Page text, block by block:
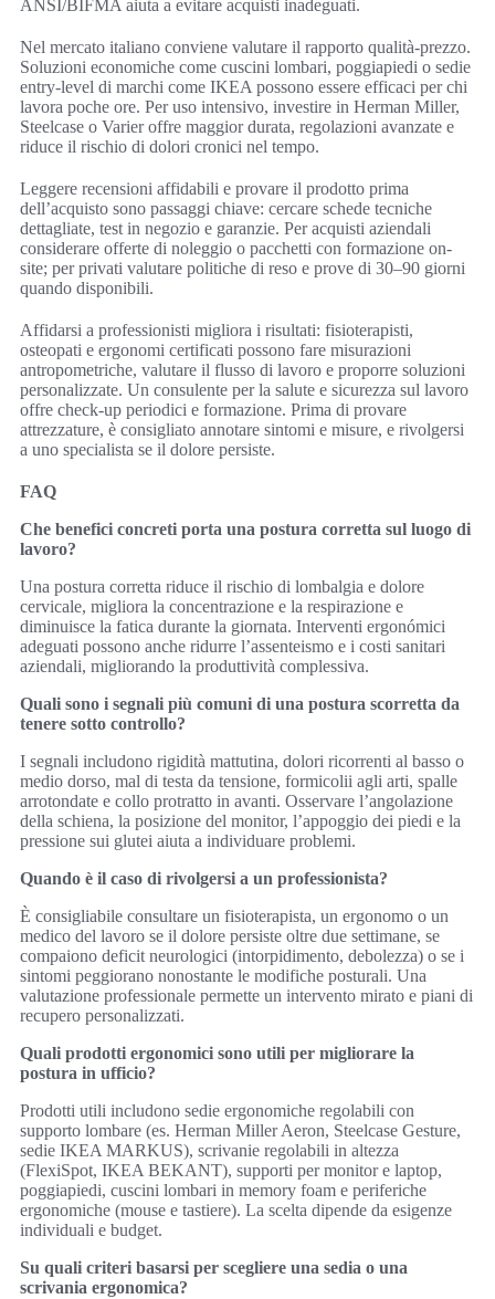
ANSI/BIFMA aiuta a evitare acquisti inadeguati.
Nel mercato italiano conviene valutare il rapporto qualità-prezzo.
Soluzioni economiche come cuscini lombari, poggiapiedi o sedie
entry-level di marchi come IKEA possono essere efficaci per chi
lavora poche ore. Per uso intensivo, investire in Herman Miller,
Steelcase o Varier offre maggior durata, regolazioni avanzate e
riduce il rischio di dolori cronici nel tempo.
Leggere recensioni affidabili e provare il prodotto prima
dell’acquisto sono passaggi chiave: cercare schede tecniche
dettagliate, test in negozio e garanzie. Per acquisti aziendali
considerare offerte di noleggio o pacchetti con formazione on-
site; per privati valutare politiche di reso e prove di 30–90 giorni
quando disponibili.
Affidarsi a professionisti migliora i risultati: fisioterapisti,
osteopati e ergonomi certificati possono fare misurazioni
antropometriche, valutare il flusso di lavoro e proporre soluzioni
personalizzate. Un consulente per la salute e sicurezza sul lavoro
offre check-up periodici e formazione. Prima di provare
attrezzature, è consigliato annotare sintomi e misure, e rivolgersi
a uno specialista se il dolore persiste.
FAQ
Che benefici concreti porta una postura corretta sul luogo di
lavoro?
Una postura corretta riduce il rischio di lombalgia e dolore
cervicale, migliora la concentrazione e la respirazione e
diminuisce la fatica durante la giornata. Interventi ergonómici
adeguati possono anche ridurre l’assenteismo e i costi sanitari
aziendali, migliorando la produttività complessiva.
Quali sono i segnali più comuni di una postura scorretta da
tenere sotto controllo?
I segnali includono rigidità mattutina, dolori ricorrenti al basso o
medio dorso, mal di testa da tensione, formicolii agli arti, spalle
arrotondate e collo protratto in avanti. Osservare l’angolazione
della schiena, la posizione del monitor, l’appoggio dei piedi e la
pressione sui glutei aiuta a individuare problemi.
Quando è il caso di rivolgersi a un professionista?
È consigliabile consultare un fisioterapista, un ergonomo o un
medico del lavoro se il dolore persiste oltre due settimane, se
compaiono deficit neurologici (intorpidimento, debolezza) o se i
sintomi peggiorano nonostante le modifiche posturali. Una
valutazione professionale permette un intervento mirato e piani di
recupero personalizzati.
Quali prodotti ergonomici sono utili per migliorare la
postura in ufficio?
Prodotti utili includono sedie ergonomiche regolabili con
supporto lombare (es. Herman Miller Aeron, Steelcase Gesture,
sedie IKEA MARKUS), scrivanie regolabili in altezza
(FlexiSpot, IKEA BEKANT), supporti per monitor e laptop,
poggiapiedi, cuscini lombari in memory foam e periferiche
ergonomiche (mouse e tastiere). La scelta dipende da esigenze
individuali e budget.
Su quali criteri basarsi per scegliere una sedia o una
scrivania ergonomica?